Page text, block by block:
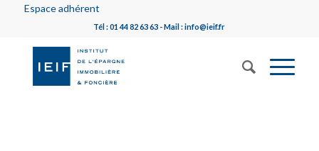
Espace adhérent
Tél : 01 44 82 63 63 - Mail : info@ieif.fr